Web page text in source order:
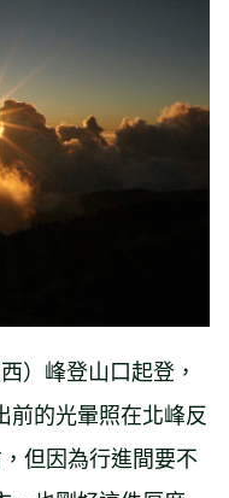
）峰登山口起登，
前的光暈照在北峰反
但因為行進間要不